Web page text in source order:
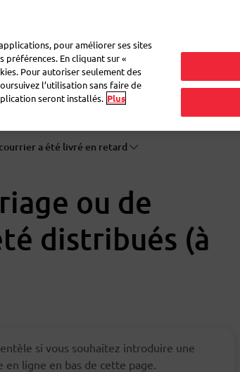
Déménagement Questions fréquentes eShop
a été livré en retard
ou de
distribués (à
si vous souhaitez introduire une
ligne en bas de cette page.
pour améliorer ses sites
En cliquant sur «
Pour autoriser seulement des
l’utilisation sans faire de
seront installés. Plus